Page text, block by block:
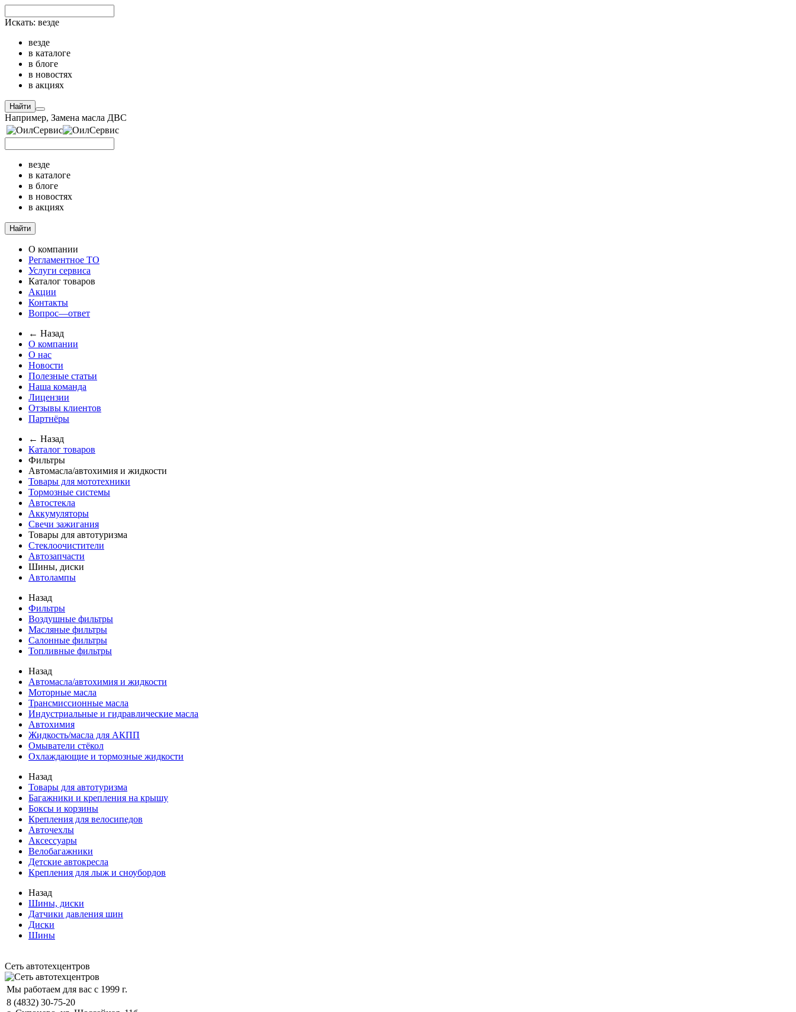
Искать: везде
везде
в каталоге
в блоге
в новостях
в акциях
Найти
Например, Замена масла ДВС
везде
в каталоге
в блоге
в новостях
в акциях
Найти
О компании
Регламентное ТО
Услуги сервиса
Каталог товаров
Акции
Контакты
Вопрос—ответ
← Назад
О компании
О нас
Новости
Полезные статьи
Наша команда
Лицензии
Отзывы клиентов
Партнёры
← Назад
Каталог товаров
Фильтры
Автомасла/автохимия и жидкости
Товары для мототехники
Тормозные системы
Автостекла
Аккумуляторы
Свечи зажигания
Товары для автотуризма
Стеклоочистители
Автозапчасти
Шины, диски
Автолампы
Назад
Фильтры
Воздушные фильтры
Масляные фильтры
Салонные фильтры
Топливные фильтры
Назад
Автомасла/автохимия и жидкости
Моторные масла
Трансмиссионные масла
Индустриальные и гидравлические масла
Автохимия
Жидкость/масла для АКПП
Омыватели стёкол
Охлаждающие и тормозные жидкости
Назад
Товары для автотуризма
Багажники и крепления на крышу
Боксы и корзины
Крепления для велосипедов
Авточехлы
Аксессуары
Велобагажники
Детские автокресла
Крепления для лыж и сноубордов
Назад
Шины, диски
Датчики давления шин
Диски
Шины
Сеть автотехцентров
Мы работаем для вас с 1999 г.
8 (4832) 30-75-20